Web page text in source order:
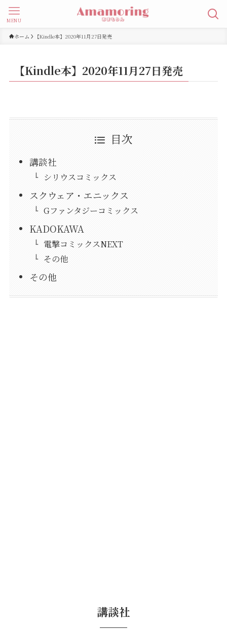
MENU
ホーム 【Kindle本】2020年11月27日発売
【Kindle本】2020年11月27日発売
目次
講談社
シリウスコミックス
スクウェア・エニックス
Gファンタジーコミックス
KADOKAWA
電撃コミックスNEXT
その他
その他
講談社